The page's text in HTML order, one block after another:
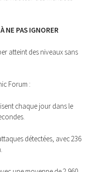
NE PAS IGNORER
atteint des niveaux sans
Forum :
chaque jour dans le
détectées, avec 236